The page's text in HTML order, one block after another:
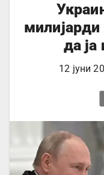
да ја
12 јуни